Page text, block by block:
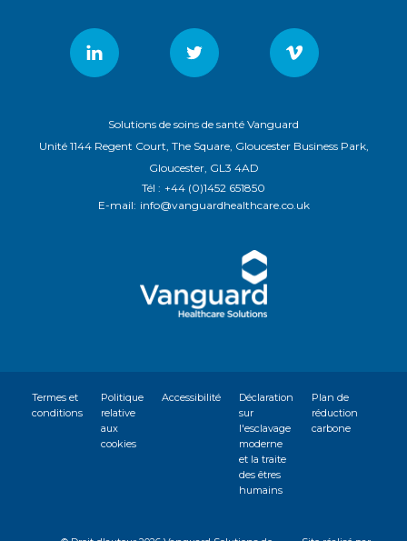
Solutions de soins de santé Vanguard
Unité 1144 Regent Court, The Square, Gloucester Business Park,
Gloucester, GL3 4AD
Tél : +44 (0)1452 651850
E-mail: info@vanguardhealthcare.co.uk
Termes et
conditions
Politique
relative
aux
cookies
Accessibilité
Déclaration
sur
l'esclavage
moderne
et la traite
des êtres
humains
Plan de
réduction
carbone